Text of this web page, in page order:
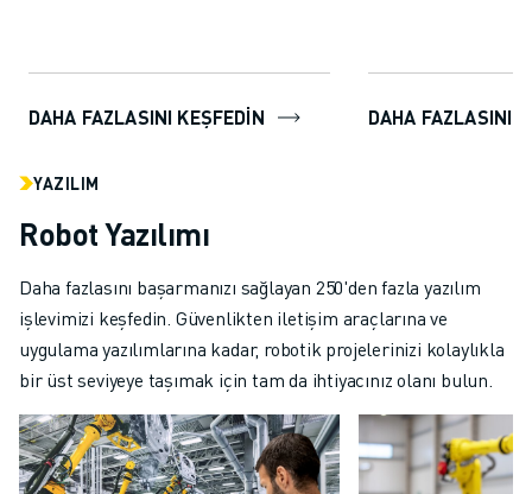
DAHA FAZLASINI KEŞFEDİN DAHA FAZLASINI
YAZILIM
Robot Yazılımı
Daha fazlasını başarmanızı sağlayan 250'den fazla yazılım
işlevimizi keşfedin. Güvenlikten iletişim araçlarına ve
uygulama yazılımlarına kadar, robotik projelerinizi kolaylıkla
bir üst seviyeye taşımak için tam da ihtiyacınız olanı bulun.